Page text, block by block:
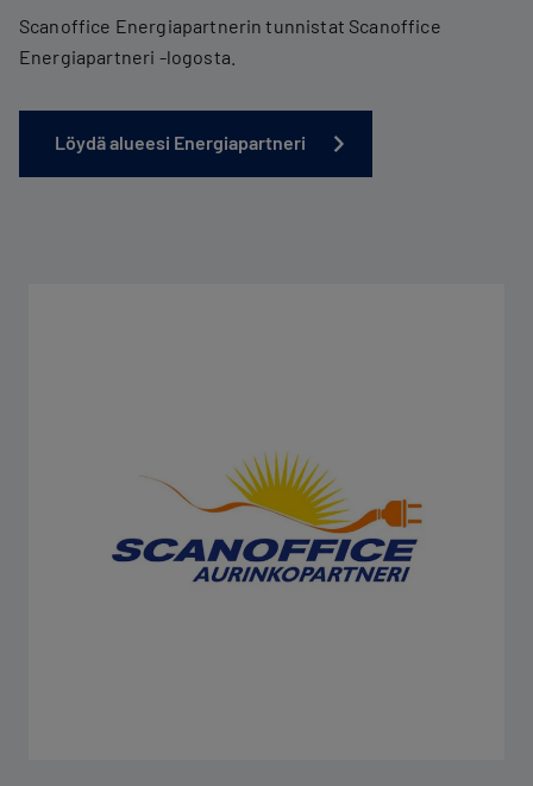
Scanoffice Energiapartnerin tunnistat Scanoffice
Energiapartneri -logosta.
Löydä alueesi Energiapartneri